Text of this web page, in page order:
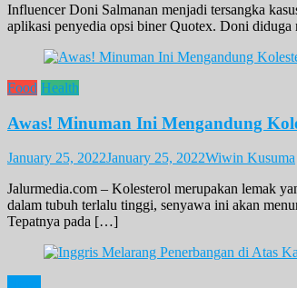
Influencer Doni Salmanan menjadi tersangka
aplikasi penyedia opsi biner Quotex. Doni diduga
Food Health
Awas! Minuman Ini Mengandung
January 25, 2022January 25, 2022Wiwin Kusuma
Jalurmedia.com – Kolesterol merupakan lemak
dalam tubuh terlalu tinggi, senyawa ini akan
Tepatnya pada […]